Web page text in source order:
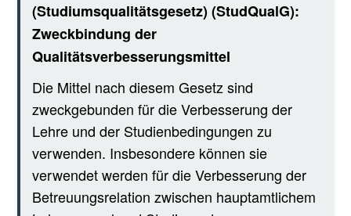
(Studiumsqualitätsgesetz) (StudQualG):
Zweckbindung der
Qualitätsverbesserungsmittel
Die Mittel nach diesem Gesetz sind
zweckgebunden für die Verbesserung der
Lehre und der Studienbedingungen zu
verwenden. Insbesondere können sie
verwendet werden für die Verbesserung der
Betreuungsrelation zwischen hauptamtlichem